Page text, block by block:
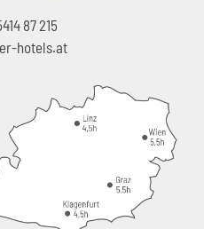
87 215
hotels.at